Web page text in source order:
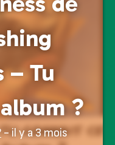
– Tu
?
- il y a 3 mois